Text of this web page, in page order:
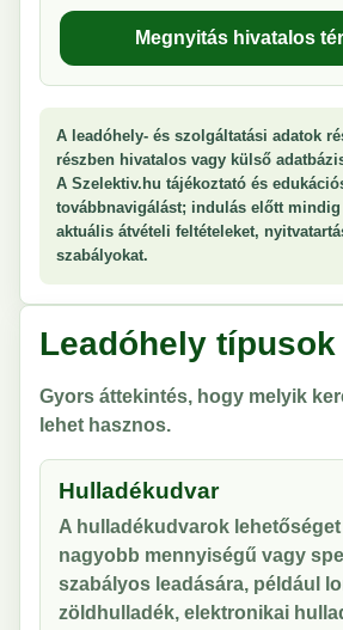
Megnyitás hivatalos
A leadóhely- és szolgáltatási adatok
részben hivatalos vagy külső
A Szelektiv.hu tájékoztató és
továbbnavigálást; indulás előtt
aktuális átvételi feltételeket,
szabályokat.
Leadóhely
Gyors áttekintés, hogy melyik
lehet hasznos.
Hulladékudvar
A hulladékudvarok
nagyobb mennyiségű vagy
szabályos leadására, például
zöldhulladék, elektronikai